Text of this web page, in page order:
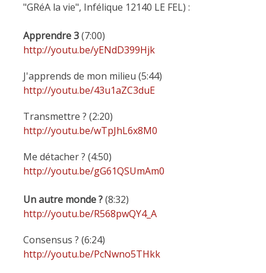
"GRéA la vie", Infélique 12140 LE FEL) :
Apprendre 3(7:00)
http://youtu.be/yENdD399Hjk
J'apprends de mon milieu (5:44)
http://youtu.be/43u1aZC3duE
Transmettre ? (2:20)
http://youtu.be/wTpJhL6x8M0
Me détacher ? (4:50)
http://youtu.be/gG61QSUmAm0
Un autre monde ?(8:32)
http://youtu.be/R568pwQY4_A
Consensus ? (6:24)
http://youtu.be/PcNwno5THkk